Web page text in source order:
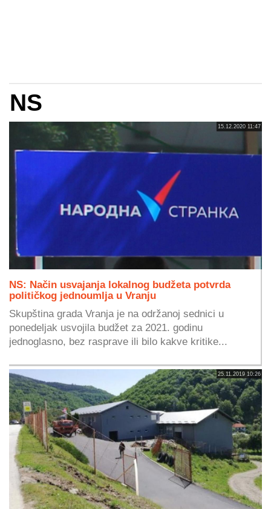
NS
15.12.2020 11:47
NS: Način usvajanja lokalnog budžeta potvrda
političkog jednoumlja u Vranju
Skupština grada Vranja je na održanoj sednici u
ponedeljak usvojila budžet za 2021. godinu
jednoglasno, bez rasprave ili bilo kakve kritike...
25.11.2019 10:26